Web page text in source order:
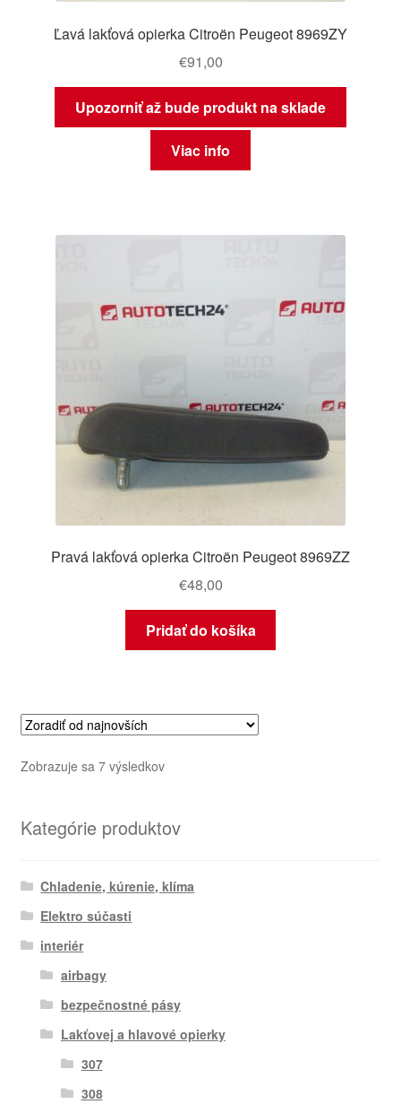
Ľavá lakťová opierka Citroën Peugeot 8969ZY
€91,00
Upozorniť až bude produkt na sklade
Viac info
Pravá lakťová opierka Citroën Peugeot 8969ZZ
€48,00
Pridať do košíka
Zobrazuje sa 7 výsledkovZoradené
Kategórie produktov
Chladenie, kúrenie, klíma
Elektro súčasti
interiér
airbagy
bezpečnostné pásy
Lakťovej a hlavové opierky
307
308